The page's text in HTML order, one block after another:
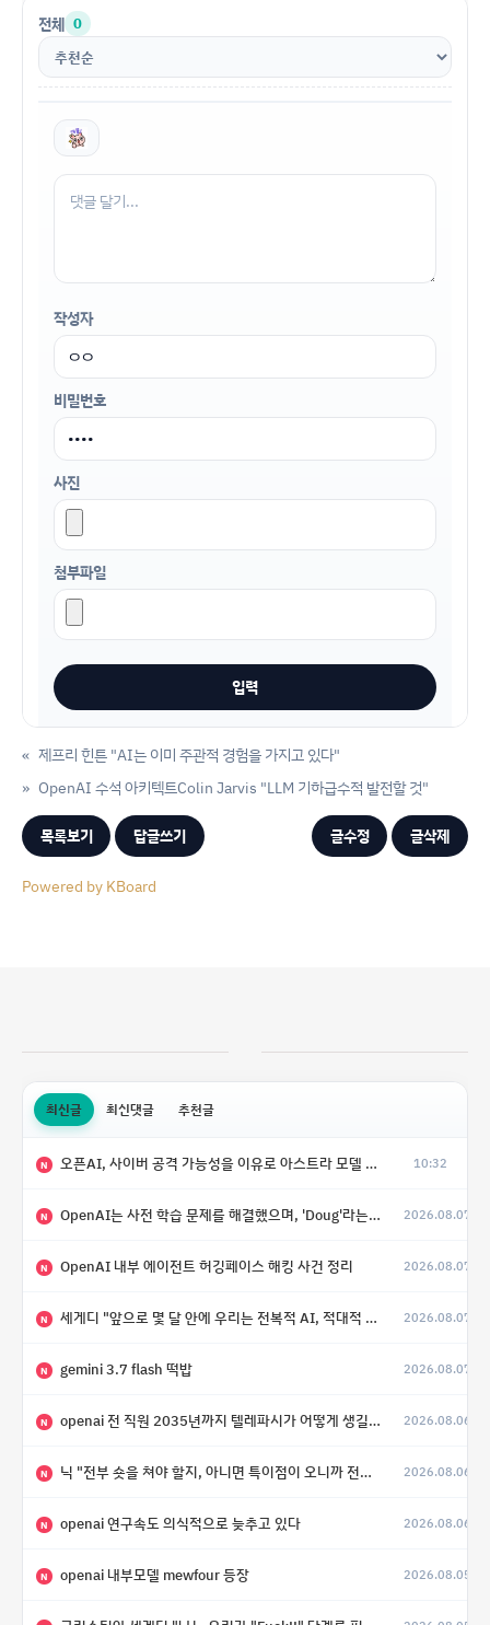
전체 0
작성자
비밀번호
사진
첨부파일
« 제프리 힌튼 "AI는 이미 주관적 경험을 가지고 있다"
OpenAI 수석 아키텍트Colin Jarvis "LLM 기하급수적 발전할 것"
»
목록보기 답글쓰기 글수정 글삭제
Powered by KBoard
최신글 최신댓글 추천글
N 오픈AI, 사이버 공격 가능성을 이유로 아스트라 모델 출시 연기 10:32
N OpenAI는 사전 학습 문제를 해결했으며, 'Doug'라는 코드명을 가진 훨씬 더 큰 모델을 활발히 개발 중 2026.08.07
N OpenAI 내부 에이전트 허깅페이스 해킹 사건 정리 2026.08.07
N 세게디 "앞으로 몇 달 안에 우리는 전복적 AI, 적대적 AI 둘 다 보게 될 것" 2026.08.07
N gemini 3.7 flash 떡밥 2026.08.07
N openai 전 직원 2035년까지 텔레파시가 어떻게 생길 수 있는지 2026.08.06
N 닉 "전부 숏을 쳐야 할지, 아니면 특이점이 오니까 전부 롱을 쳐야 할지 모르겠다.” 2026.08.06
N openai 연구속도 의식적으로 늦추고 있다 2026.08.06
N openai 내부모델 mewfour 등장 2026.08.05